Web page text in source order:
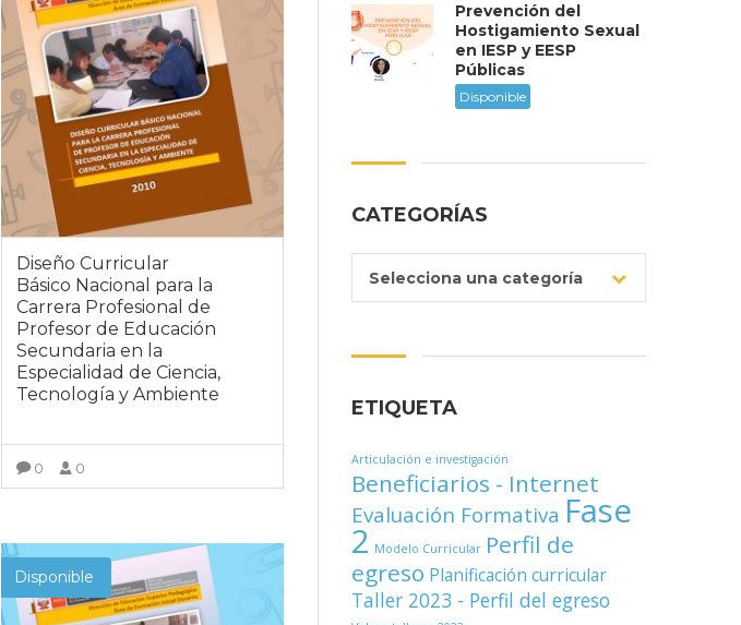
Diseño Curricular
Básico Nacional para la
Carrera Profesional de
Profesor de Educación
Secundaria en la
Especialidad de Ciencia,
Tecnología y Ambiente
0 0
Disponible
Prevención del
Hostigamiento Sexual
en IESP y EESP
Públicas
Disponible
CATEGORÍAS
Selecciona una categoría
ETIQUETA
Articulación e investigación
Beneficiarios - Internet
Evaluación Formativa Fase
2 Modelo Curricular Perfil de
egreso Planificación curricular
Taller 2023 - Perfil del egreso